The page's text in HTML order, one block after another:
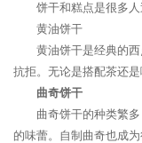
饼干和糕点是很多人
黄油饼干
黄油饼干是经典的
抗拒。无论是搭配茶还
曲奇饼干
曲奇饼干的种类繁
的味蕾。自制曲奇也成